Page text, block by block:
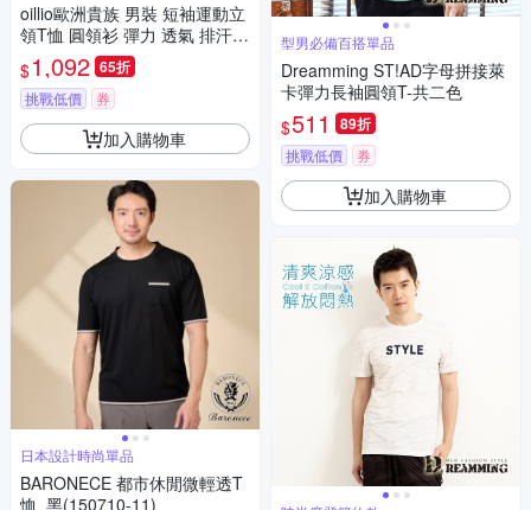
oillio歐洲貴族 男裝 短袖運動立
領T恤 圓領衫 彈力 透氣 排汗速
乾 防皺 水藍色 法國品牌 有大
尺碼
$1,092 65折
挑戰低價 券
加入購物車
日本設計時尚單品
BARONECE 都市休閒微輕透T
恤_黑(150710-11)
型男必備百搭單品
Dreamming ST!AD字母拼接萊
卡彈力長袖圓領T-共二色
$511 89折
挑戰低價 券
加入購物車